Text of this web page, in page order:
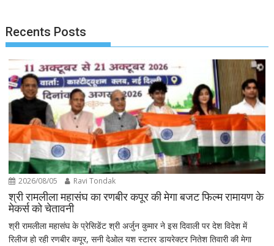
Recents Posts
2026/08/05 Ravi Tondak
श्री रामलीला महासंघ का रणबीर कपूर की मेगा बजट फिल्म रामायण के
मेकर्स को चेतावनी
श्री रामलीला महासंघ के प्रेसिडेंट श्री अर्जुन कुमार ने इस दिवाली पर देश विदेश में
रिलीज हो रही रणबीर कपूर, सनी देओल यश स्टारर डायरेक्टर नितेश तिवारी की मेगा